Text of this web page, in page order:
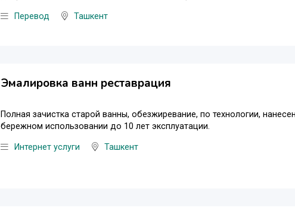
Перевод Ташкент
Эмалировка ванн реставрация
Полная зачистка старой ванны, обезжиревание, по технологии,
бережном использовании до 10 лет эксплуатации.
Интернет услуги Ташкент